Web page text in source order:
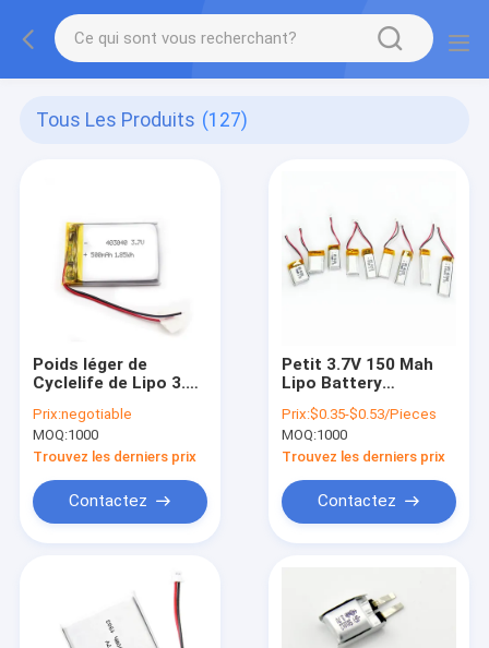
Tous Les Produits (127)
Poids léger de
Cyclelife de Lipo 3.7v
l'électronique grand
public 403040
Prix:negotiable
MOQ:1000
Trouvez les derniers prix
Contactez
Petit 3.7V 150 Mah
Lipo Battery
Bluetooth
Prix:$0.35-$0.53/Pieces
MOQ:1000
Trouvez les derniers prix
Contactez